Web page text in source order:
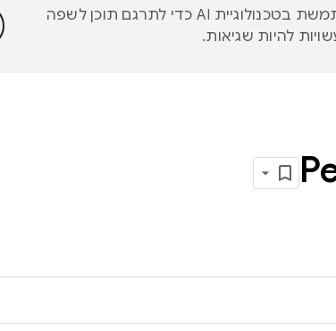
‫Google משתמשת בטכנולוגיית AI כדי לתרגם תוכן לשפה
להיות שגיאות.